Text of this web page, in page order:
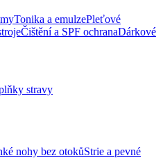
Tonika a emulzePleťové
Čištění a SPF ochranaDárkové
stravy
nohy bez otokůStrie a pevné